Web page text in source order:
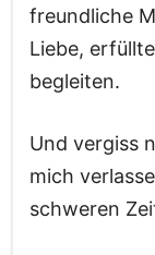
freundliche
Liebe,
begleiten.
Und vergiss
mich
schweren